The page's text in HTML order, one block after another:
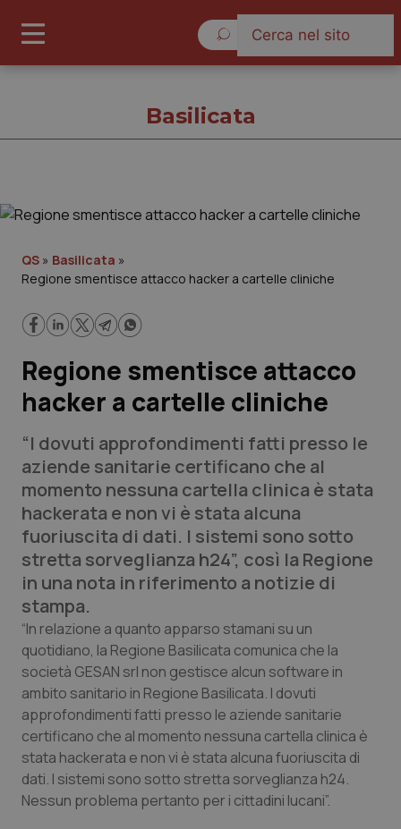
Cronache
Lavoro e Professioni
Scienza e Farmaci
Studi e Analisi
Lettere al direttore
Edizioni Regionali
QS Pro
Professionisti Sanitari.AI
Abruzzo
Basilicata
Calabria
QS Pro Gold
Artrite & artrosi
Asma & BPCO
QS Club Newsletter
Basilicata
QS » Basilicata »
Regione smentisce attacco hacker a cartelle cliniche
Regione smentisce attacco
hacker a cartelle cliniche
“I dovuti approfondimenti fatti presso le
aziende sanitarie certificano che al
momento nessuna cartella clinica è stata
hackerata e non vi è stata alcuna
fuoriuscita di dati. I sistemi sono sotto
stretta sorveglianza h24”, così la Regione
in una nota in riferimento a notizie di
stampa.
“In relazione a quanto apparso stamani su un
quotidiano, la Regione Basilicata comunica che la
società GESAN srl non gestisce alcun software in
ambito sanitario in Regione Basilicata. I dovuti
approfondimenti fatti presso le aziende sanitarie
certificano che al momento nessuna cartella clinica è
stata hackerata e non vi è stata alcuna fuoriuscita di
dati. I sistemi sono sotto stretta sorveglianza h24.
Nessun problema pertanto per i cittadini lucani”.